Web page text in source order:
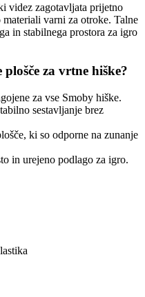
videz zagotavljata prijetno
varni za otroke. Talne
in stabilnega prostora za igro
za vrtne hiške?
za vse Smoby hiške.
sestavljanje brez
ki so odporne na zunanje
in urejeno podlago za igro.